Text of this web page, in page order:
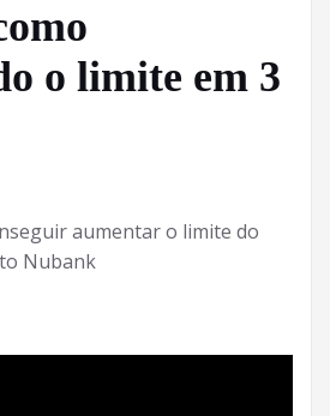
o limite em 3
aumentar o limite do
Nubank